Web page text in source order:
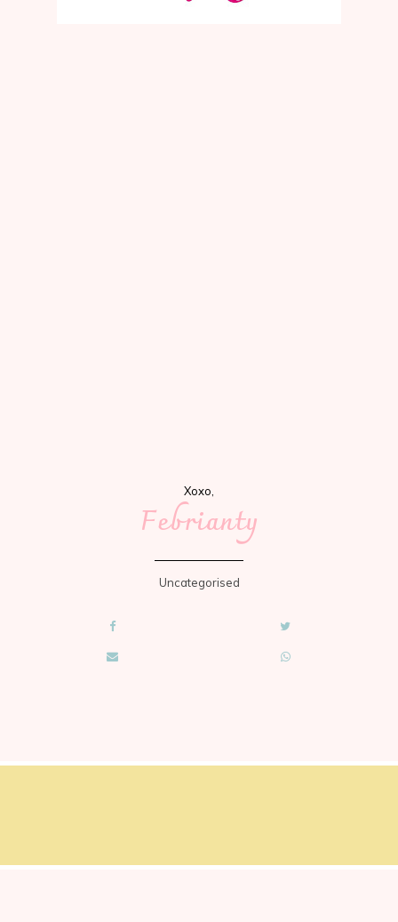
Xoxo,
Febrianty
Uncategorised